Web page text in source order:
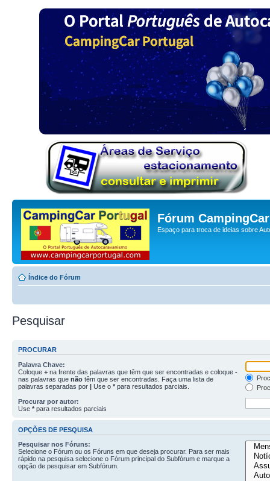
Fórum
Espaço para troca de ideias sobre
Índice do Fórum
Pesquisar
PROCURAR
Palavra Chave:
Coloque + na frente das palavras que têm que ser encontradas e coloque -
nas palavras que não têm que ser encontradas. Faça uma lista de
palavras separadas por | Use o * para resultados parciais.
Procurar por autor:
Use * para resultados parciais
OPÇÕES DE PESQUISA
Pesquisar nos Fóruns:
Selecione o Fórum ou os Fóruns em que deseja procurar. Para ser mais
rápido na pesquisa selecione o Fórum principal do Subfórum e marque a
opção de pesquisar em Subfórum.